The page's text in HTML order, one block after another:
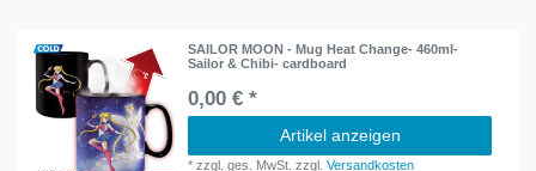
SAILOR MOON - Mug Heat Change- 460ml-
Sailor & Chibi- cardboard
0,00 € *
Artikel anzeigen
*zzgl. ges. MwSt. zzgl.Versandkosten